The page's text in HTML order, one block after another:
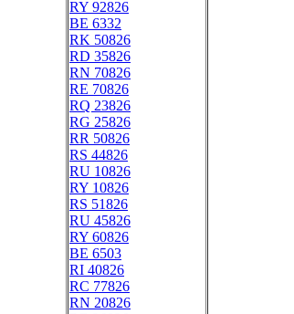
RY 92826
BE 6332
RK 50826
RD 35826
RN 70826
RE 70826
RQ 23826
RG 25826
RR 50826
RS 44826
RU 10826
RY 10826
RS 51826
RU 45826
RY 60826
BE 6503
RI 40826
RC 77826
RN 20826